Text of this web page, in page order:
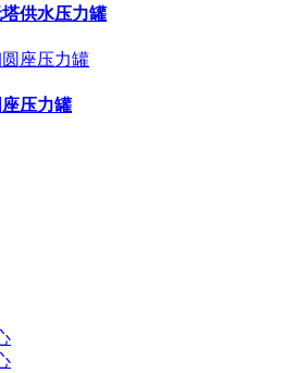
供水压力罐
压力罐